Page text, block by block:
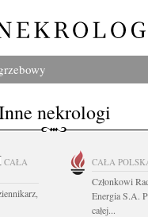
nekrologi
CAŁA
CAŁA
Członkowi
Energia S.A.
całej...